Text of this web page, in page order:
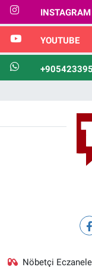
INSTAGRAM
YOUTUBE
Nöbetçi